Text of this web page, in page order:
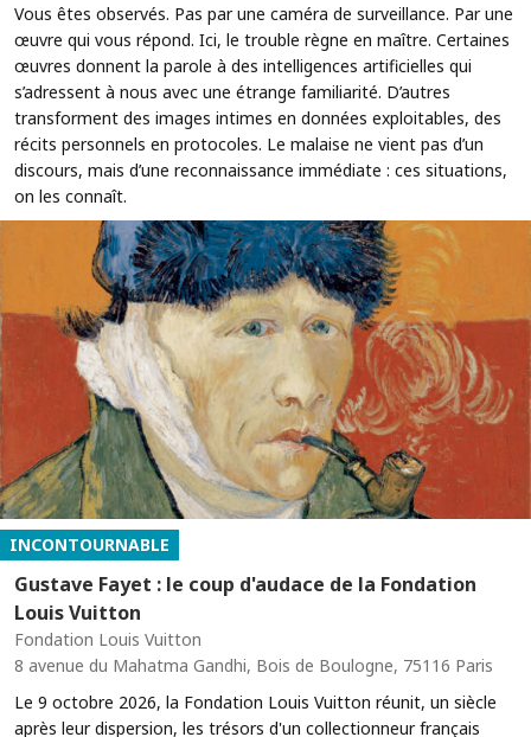
Vous êtes observés. Pas par une caméra de surveillance. Par une
œuvre qui vous répond. Ici, le trouble règne en maître. Certaines
œuvres donnent la parole à des intelligences artificielles qui
s’adressent à nous avec une étrange familiarité. D’autres
transforment des images intimes en données exploitables, des
récits personnels en protocoles. Le malaise ne vient pas d’un
discours, mais d’une reconnaissance immédiate : ces situations,
on les connaît.
INCONTOURNABLE
Gustave Fayet : le coup d'audace de la Fondation
Louis Vuitton
Fondation Louis Vuitton
8 avenue du Mahatma Gandhi, Bois de Boulogne, 75116 Paris
Le 9 octobre 2026, la Fondation Louis Vuitton réunit, un siècle
après leur dispersion, les trésors d'un collectionneur français